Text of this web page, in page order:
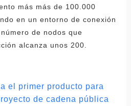
más más de 100.000
en un entorno de conexión
de nodos que
alcanza unos 200.
el primer producto para
de cadena pública